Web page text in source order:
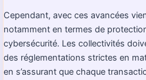
Cependant, avec ces avancées
notamment en termes de
cybersécurité. Les collectivités
des réglementations strictes en
en s’assurant que chaque